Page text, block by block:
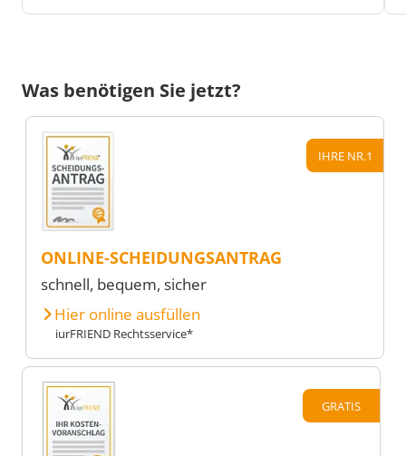
Was benötigen Sie jetzt?
IHRE NR.1
ONLINE-SCHEIDUNGSANTRAG
schnell, bequem, sicher
Hier online ausfüllen
iurFRIEND Rechtsservice*
GRATIS